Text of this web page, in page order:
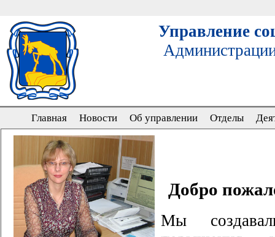
Управление
Главная Новости Об управлении Отделы
Добро
Мы